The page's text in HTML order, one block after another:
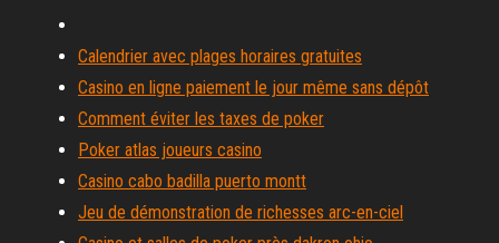
Calendrier avec plages horaires gratuites
Casino en ligne paiement le jour même sans dépôt
Comment éviter les taxes de poker
Poker atlas joueurs casino
Casino cabo badilla puerto montt
Jeu de démonstration de richesses arc-en-ciel